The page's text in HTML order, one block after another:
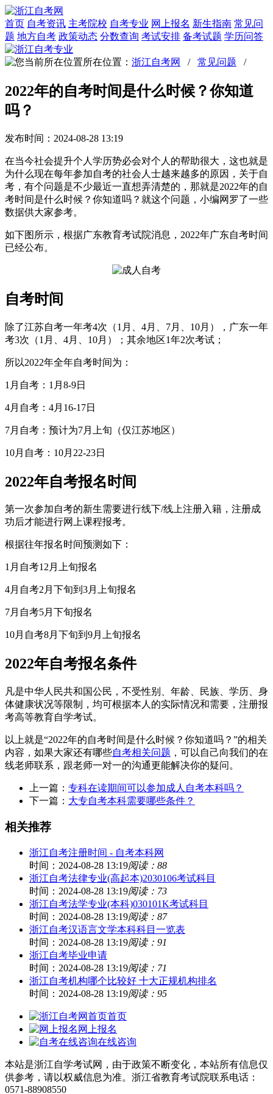
首页 自考资讯 主考院校 自考专业 网上报名 新生指南 常见问
题 地方自考 政策动态 分数查询 考试安排 备考试题 学历问答
所在位置： 浙江自考网 / 常见问题 /
2022年的自考时间是什么时候？你知道
吗？
发布时间：2024-08-28 13:19
在当今社会提升个人学历势必会对个人的帮助很大，这也就是
为什么现在每年参加自考的社会人士越来越多的原因，关于自
考，有个问题是不少最近一直想弄清楚的，那就是2022年的自
考时间是什么时候？你知道吗？就这个问题，小编网罗了一些
数据供大家参考。
如下图所示，根据广东教育考试院消息，2022年广东自考时间
已经公布。
自考时间
除了江苏自考一年考4次（1月、4月、7月、10月），广东一年
考3次（1月、4月、10月）；其余地区1年2次考试；
所以2022年全年自考时间为：
1月自考：1月8-9日
4月自考：4月16-17日
7月自考：预计为7月上旬（仅江苏地区）
10月自考：10月22-23日
2022年自考报名时间
第一次参加自考的新生需要进行线下/线上注册入籍，注册成
功后才能进行网上课程报考。
根据往年报名时间预测如下：
1月自考12月上旬报名
4月自考2月下旬到3月上旬报名
7月自考5月下旬报名
10月自考8月下旬到9月上旬报名
2022年自考报名条件
凡是中华人民共和国公民，不受性别、年龄、民族、学历、身
体健康状况等限制，均可根据本人的实际情况和需要，注册报
考高等教育自学考试。
以上就是“2022年的自考时间是什么时候？你知道吗？”的相关
内容，如果大家还有哪些自考相关问题 ，可以自己向我们的在
线老师联系，跟老师一对一的沟通更能解决你的疑问。
上一篇： 专科在读期间可以参加成人自考本科吗？
下一篇： 大专自考本科需要哪些条件？
相关推荐
浙江自考注册时间 - 自考本科网
时间：2024-08-28 13:19阅读：88
浙江自考法律专业(高起本)2030106考试科目
时间：2024-08-28 13:19阅读：73
浙江自考法学专业(本科)030101K考试科目
时间：2024-08-28 13:19阅读：87
浙江自考汉语言文学本科科目一览表
时间：2024-08-28 13:19阅读：91
浙江自考毕业申请
时间：2024-08-28 13:19阅读：71
浙江自考机构哪个比较好 十大正规机构排名
时间：2024-08-28 13:19阅读：95
首页
网上报名
在线咨询
本站是浙江自学考试网，由于政策不断变化，本站所有信息仅
供参考，请以权威信息为准。浙江省教育考试院联系电话：
0571-88908550